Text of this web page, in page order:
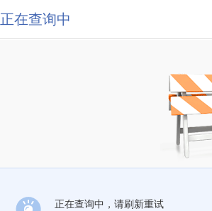
正在查询中
正在查询中，请刷新重试